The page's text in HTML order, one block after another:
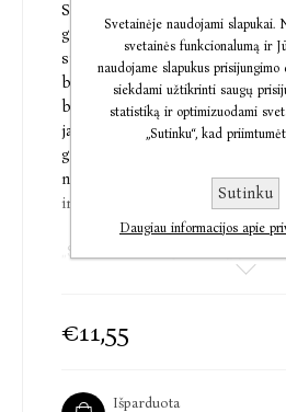
Siamo–Birmos geležinkelio,
geležinkeliu arba Linija. Linija,
su kitu, realybę su nerealybe,
beprotybe. Dorigas
belaisvių, mirštančių nuo
japonų sargybinių elgesio,
gelbsti tik prisiminimai apie
nuožmių akių moterį su
ir jų aistringą romaną, kurį
„Siauras kelias į tolimąją
apie karo beprasmybę,
archyvine medžiaga, Richardas
jautriai ir įžvalgiai pasakoja
nepakeliamų darbo sąlygų žuvo
€11,55
Išparduota
Svetainėje naudojami slapukai.
svetainės funkcionalumą ir
naudojame slapukus prisijungimo
siekdami užtikrinti saugų
statistiką ir optimizuodami
„Sutinku“, kad
Sutinku
Daugiau informacijos apie